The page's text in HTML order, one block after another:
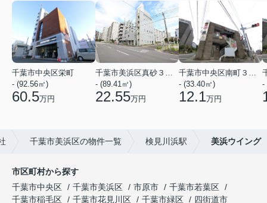
千葉市中央区栄町
- (92.56㎡)
60.5万円
千葉市美浜区真砂３丁目
- (89.41㎡)
22.55万円
千葉市中央区南町３丁目
- (33.40㎡)
12.1万円
-
千葉市美浜区の物件一覧 検見川浜駅 美浜ウイング
市区町村から探す
千葉市中央区
千葉市美浜区 市原市
千葉市若葉区
千葉市稲毛区
千葉市花見川区 千葉市緑区
四街道市